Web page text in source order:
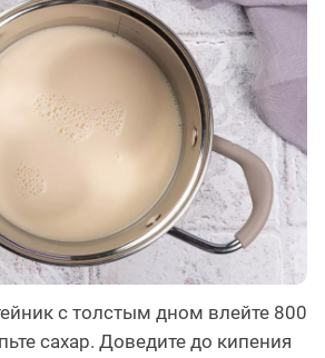
с толстым дном влейте 800
сахар. Доведите до кипения